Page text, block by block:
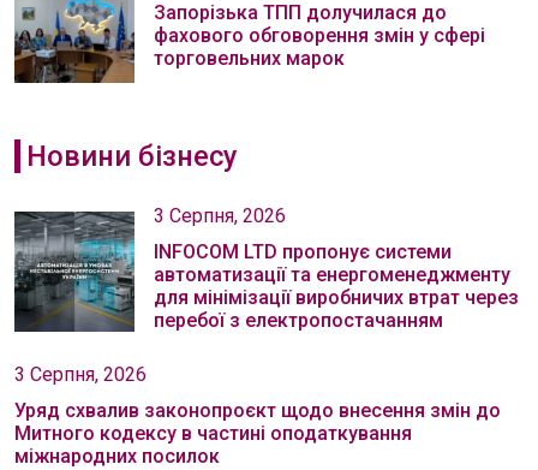
Запорізька ТПП долучилася до
фахового обговорення змін у сфері
торговельних марок
Новини бізнесу
3 Серпня, 2026
INFOCOM LTD пропонує системи
автоматизації та енергоменеджменту
для мінімізації виробничих втрат через
перебої з електропостачанням
3 Серпня, 2026
Уряд схвалив законопроєкт щодо внесення змін до
Митного кодексу в частині оподаткування
міжнародних посилок